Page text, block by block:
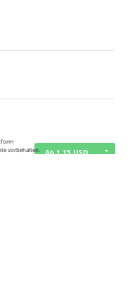
Ab 1,15 USD
·
vorbehalten.